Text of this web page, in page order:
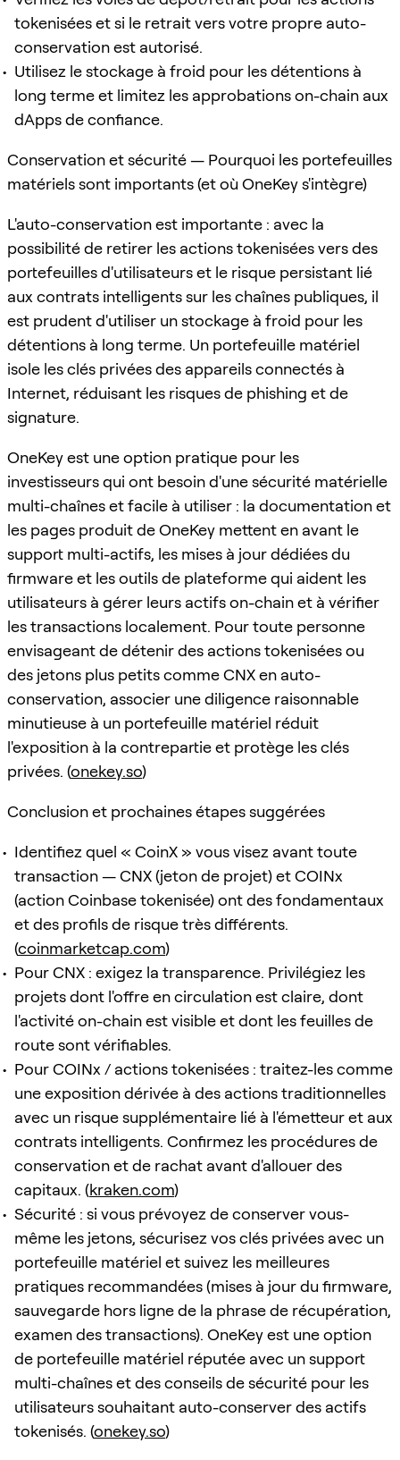
tokenisées et si le retrait vers votre propre auto-
conservation est autorisé.
Utilisez le stockage à froid pour les détentions à
long terme et limitez les approbations on-chain aux
dApps de confiance.
Conservation et sécurité — Pourquoi les portefeuilles
matériels sont importants (et où OneKey s'intègre)
L'auto-conservation est importante : avec la
possibilité de retirer les actions tokenisées vers des
portefeuilles d'utilisateurs et le risque persistant lié
aux contrats intelligents sur les chaînes publiques, il
est prudent d'utiliser un stockage à froid pour les
détentions à long terme. Un portefeuille matériel
isole les clés privées des appareils connectés à
Internet, réduisant les risques de phishing et de
signature.
OneKey est une option pratique pour les
investisseurs qui ont besoin d'une sécurité matérielle
multi-chaînes et facile à utiliser : la documentation et
les pages produit de OneKey mettent en avant le
support multi-actifs, les mises à jour dédiées du
firmware et les outils de plateforme qui aident les
utilisateurs à gérer leurs actifs on-chain et à vérifier
les transactions localement. Pour toute personne
envisageant de détenir des actions tokenisées ou
des jetons plus petits comme CNX en auto-
conservation, associer une diligence raisonnable
minutieuse à un portefeuille matériel réduit
l'exposition à la contrepartie et protège les clés
privées. (onekey.so)
Conclusion et prochaines étapes suggérées
Identifiez quel « CoinX » vous visez avant toute
transaction — CNX (jeton de projet) et COINx
(action Coinbase tokenisée) ont des fondamentaux
et des profils de risque très différents.
(coinmarketcap.com)
Pour CNX : exigez la transparence. Privilégiez les
projets dont l'offre en circulation est claire, dont
l'activité on-chain est visible et dont les feuilles de
route sont vérifiables.
Pour COINx / actions tokenisées : traitez-les comme
une exposition dérivée à des actions traditionnelles
avec un risque supplémentaire lié à l'émetteur et aux
contrats intelligents. Confirmez les procédures de
conservation et de rachat avant d'allouer des
capitaux. (kraken.com)
Sécurité : si vous prévoyez de conserver vous-
même les jetons, sécurisez vos clés privées avec un
portefeuille matériel et suivez les meilleures
pratiques recommandées (mises à jour du firmware,
sauvegarde hors ligne de la phrase de récupération,
examen des transactions). OneKey est une option
de portefeuille matériel réputée avec un support
multi-chaînes et des conseils de sécurité pour les
utilisateurs souhaitant auto-conserver des actifs
tokenisés. (onekey.so)